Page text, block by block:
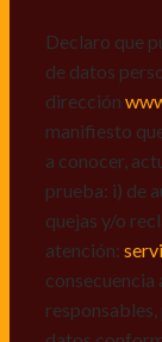
datos
Declaro que
de datos
dirección
manifiesto
a conocer,
prueba: i) de
quejas y/o
atención: